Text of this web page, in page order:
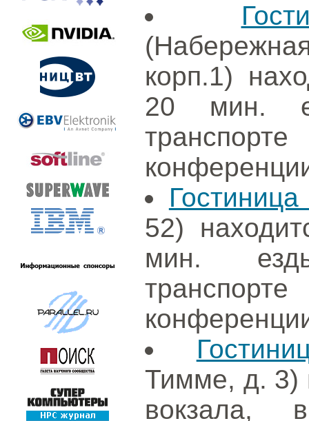
корп.1)
20 мин.
52)
мин.
Тимме, д. 3)